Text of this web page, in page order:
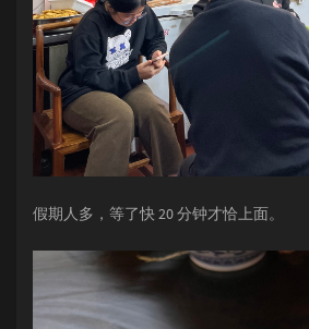
假期人多，等了快 20 分钟才恰上面。